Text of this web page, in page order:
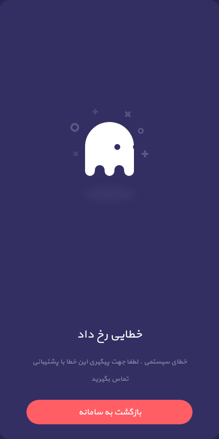
خطایی رخ داد
خطای سیستمی . لطفا جهت پیگیری این خطا با پشتیبانی
تماس بگیرید
بازگشت به سامانه